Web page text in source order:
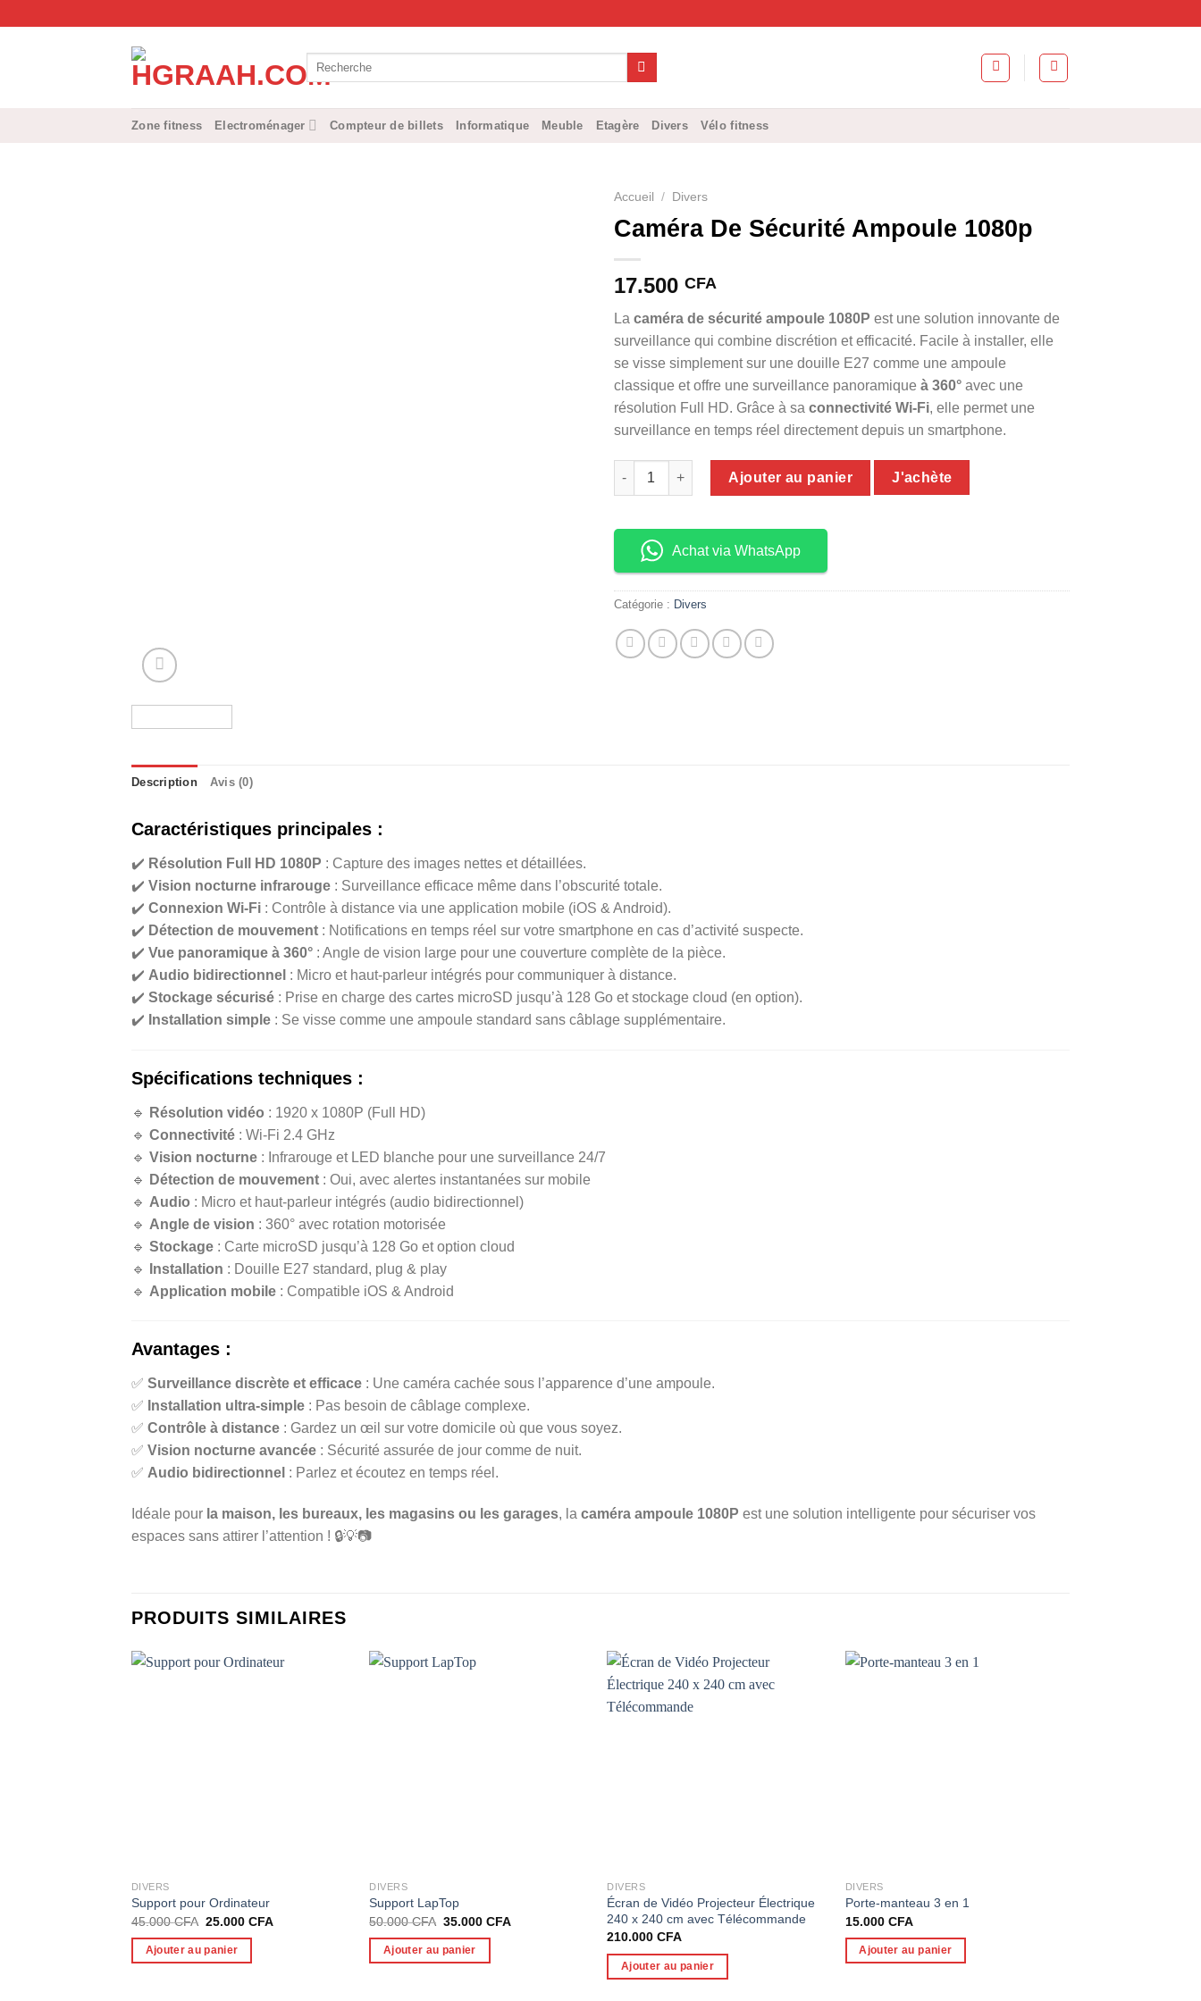
Recherche
pour :
Zone fitness Electroménager Compteur de billets Informatique Meuble Etagère Divers Vélo fitness
Accueil / Divers
Caméra De Sécurité Ampoule 1080p
17.500 CFA
La caméra de sécurité ampoule 1080P est une solution innovante de
surveillance qui combine discrétion et efficacité. Facile à installer, elle
se visse simplement sur une douille E27 comme une ampoule
classique et offre une surveillance panoramique à 360° avec une
résolution Full HD. Grâce à sa connectivité Wi-Fi, elle permet une
surveillance en temps réel directement depuis un smartphone.
quantité de Caméra De Sécurité Ampoule 1080p
Ajouter au panier J'achète
Achat via WhatsApp
Catégorie : Divers
Description Avis (0)
Caractéristiques principales :
✔️ Résolution Full HD 1080P : Capture des images nettes et détaillées.
✔️ Vision nocturne infrarouge : Surveillance efficace même dans l’obscurité totale.
✔️ Connexion Wi-Fi : Contrôle à distance via une application mobile (iOS & Android).
✔️ Détection de mouvement : Notifications en temps réel sur votre smartphone en cas d’activité suspecte.
✔️ Vue panoramique à 360° : Angle de vision large pour une couverture complète de la pièce.
✔️ Audio bidirectionnel : Micro et haut-parleur intégrés pour communiquer à distance.
✔️ Stockage sécurisé : Prise en charge des cartes microSD jusqu’à 128 Go et stockage cloud (en option).
✔️ Installation simple : Se visse comme une ampoule standard sans câblage supplémentaire.
Spécifications techniques :
🔹 Résolution vidéo : 1920 x 1080P (Full HD)
🔹 Connectivité : Wi-Fi 2.4 GHz
🔹 Vision nocturne : Infrarouge et LED blanche pour une surveillance 24/7
🔹
Détection de mouvement : Oui, avec alertes instantanées sur mobile
🔹 Audio : Micro et haut-parleur intégrés (audio bidirectionnel)
🔹 Angle de vision : 360° avec rotation motorisée
🔹 Stockage : Carte microSD jusqu’à 128 Go et option cloud
🔹
Installation : Douille E27 standard, plug & play
🔹 Application mobile : Compatible iOS & Android
Avantages :
✅ Surveillance discrète et efficace : Une caméra cachée sous l’apparence d’une ampoule.
✅ Installation ultra-simple : Pas besoin de câblage complexe.
✅ Contrôle à distance : Gardez un œil sur votre domicile où que vous soyez.
✅ Vision nocturne avancée : Sécurité assurée de jour comme de nuit.
✅ Audio bidirectionnel : Parlez et écoutez en temps réel.
Idéale pour la maison, les bureaux, les magasins ou les garages, la caméra ampoule 1080P est une solution intelligente pour sécuriser vos
espaces sans attirer l’attention ! 🔒💡📷
PRODUITS SIMILAIRES
DIVERS
Support pour Ordinateur
45.000CFA Le
initial
était :
25.000CFA
Ajouter au panier
DIVERS
Support LapTop
50.000CFA Le
initial
était :
35.000CFA
Ajouter au panier
DIVERS
Écran de Vidéo Projecteur Électrique
240 x 240 cm avec Télécommande
210.000CFA
Ajouter au panier
DIVERS
Porte-manteau 3 en 1
15.000 CFA
Ajouter au panier